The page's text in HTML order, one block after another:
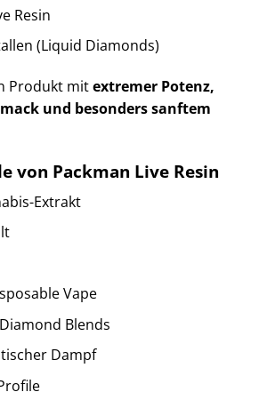
Resin
(Liquid Diamonds)
Produkt mitextremer Potenz,
und besonders sanftem
von Packman Live Resin
Extrakt
Vape
Blends
Dampf